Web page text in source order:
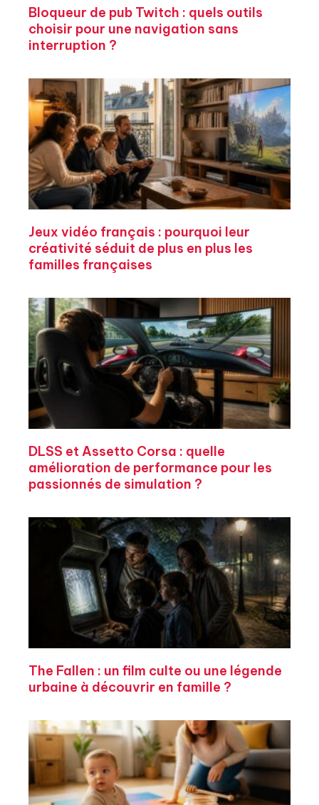
Bloqueur de pub Twitch : quels outils
choisir pour une navigation sans
interruption ?
Jeux vidéo français : pourquoi leur
créativité séduit de plus en plus les
familles françaises
DLSS et Assetto Corsa : quelle
amélioration de performance pour les
passionnés de simulation ?
The Fallen : un film culte ou une légende
urbaine à découvrir en famille ?